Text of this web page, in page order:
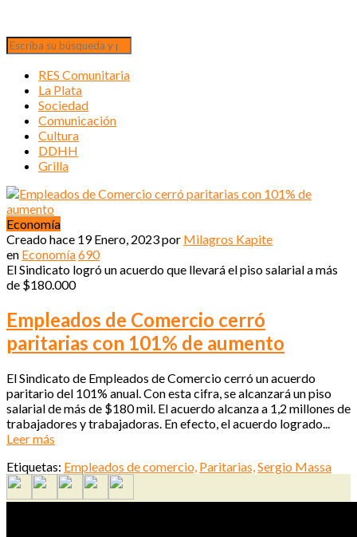
RES Comunitaria
La Plata
Sociedad
Comunicación
Cultura
DDHH
Grilla
Economía
Creado hace 19 Enero, 2023por Milagros Kapite
en Economía690
El Sindicato logró un acuerdo que llevará el piso salarial a más
de $180.000
Empleados de Comercio cerró
paritarias con 101% de aumento
El Sindicato de Empleados de Comercio cerró un acuerdo
paritario del 101% anual. Con esta cifra, se alcanzará un piso
salarial de más de $180 mil. El acuerdo alcanza a 1,2 millones de
trabajadores y trabajadoras. En efecto, el acuerdo logrado...
Leer más
Etiquetas: Empleados de comercio, Paritarias,Sergio Massa